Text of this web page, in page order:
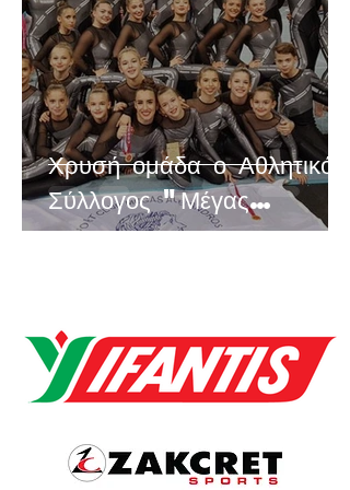
Χρυσή ομάδα ο Αθλητικός
Σύλλογος "Μέγας
Αλέξανδρος"